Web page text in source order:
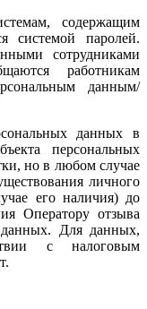
содержащим
системой паролей.
сотрудниками
работникам
данным/
данных в
персональных
но в любом случае
личного
его наличия) до
Оператору отзыва
данных. Для данных,
с налоговым